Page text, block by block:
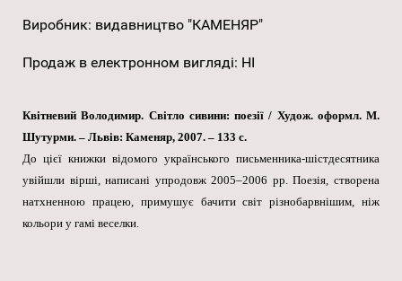
Виробник: видавництво "КАМЕНЯР"
Продаж в електронном вигляді: НІ
Квітневий Володимир. Світло сивини: поезії / Худож. оформл. М.
Шутурми. – Львів: Каменяр, 2007. – 133 с.
До цієї книжки відомого українського письменника-шістдесятника
увійшли вірші, написані упродовж 2005–2006 рр. Поезія, створена
натхненною працею, примушує бачити світ різнобарвнішим, ніж
кольори у гамі веселки.